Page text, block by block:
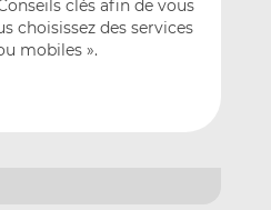
clés afin de vous
choisissez des services
mobiles ».